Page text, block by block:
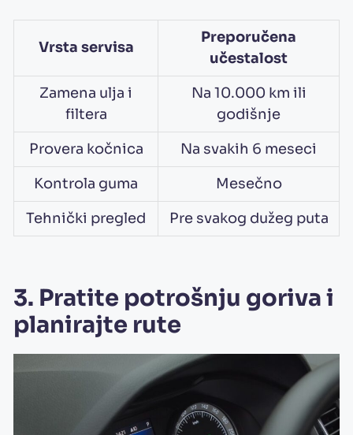
Vrsta servisa
Preporučena
učestalost
Zamena ulja i
filtera
Na 10.000 km ili
godišnje
Provera kočnica
Na svakih 6 meseci
Kontrola guma
Mesečno
Tehnički pregled
Pre svakog dužeg puta
3. Pratite potrošnju goriva i
planirajte rute